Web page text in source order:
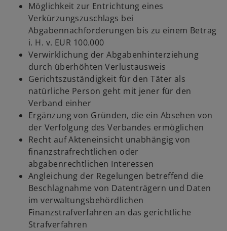
Möglichkeit zur Entrichtung eines
Verkürzungszuschlags bei
Abgabennachforderungen bis zu einem Betrag
i. H. v. EUR 100.000
Verwirklichung der Abgabenhinterziehung
durch überhöhten Verlustausweis
Gerichtszuständigkeit für den Täter als
natürliche Person geht mit jener für den
Verband einher
Ergänzung von Gründen, die ein Absehen von
der Verfolgung des Verbandes ermöglichen
Recht auf Akteneinsicht unabhängig von
finanzstrafrechtlichen oder
abgabenrechtlichen Interessen
Angleichung der Regelungen betreffend die
Beschlagnahme von Datenträgern und Daten
im verwaltungsbehördlichen
Finanzstrafverfahren an das gerichtliche
Strafverfahren